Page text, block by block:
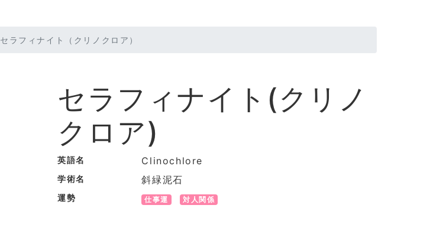
セラフィナイト（クリノクロア）
セラフィナイト(クリノ
クロア)
英語名 Clinochlore
学術名 斜緑泥石
運勢 仕事運 対人関係